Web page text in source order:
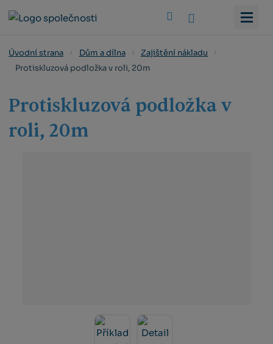
Úvodní strana Dům a dílna
Zajištění nákladu
Protiskluzová podložka v roli, 20m
Protiskluzová podložka v
roli, 20m